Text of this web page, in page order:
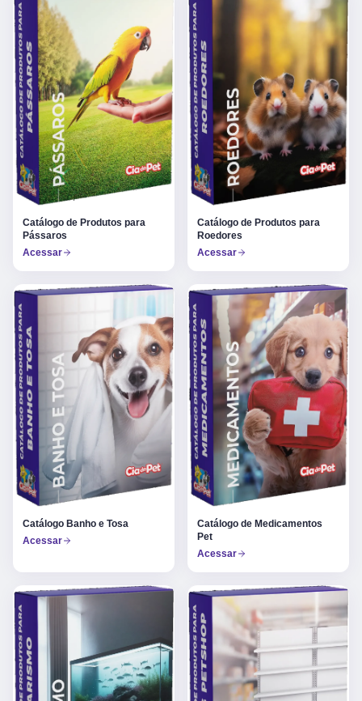
Catálogo de Produtos para
Pássaros
Acessar
Catálogo de Produtos para
Roedores
Acessar
Catálogo Banho e Tosa
Acessar
Catálogo de Medicamentos
Pet
Acessar